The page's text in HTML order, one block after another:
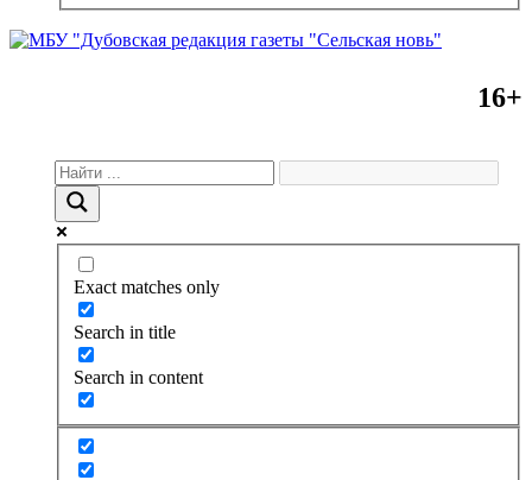
16+
Exact matches only
Search in title
Search in content